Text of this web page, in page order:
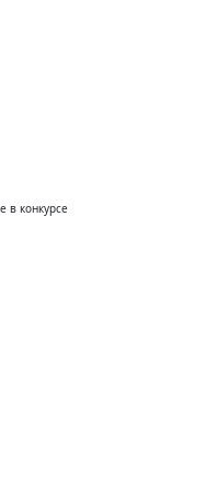
в конкурсе